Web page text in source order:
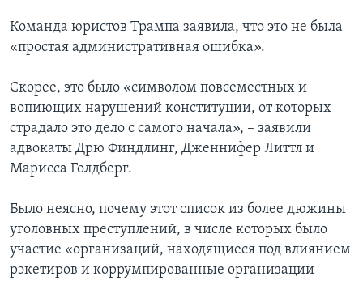
Команда юристов Трампа заявила, что это не была
«простая административная ошибка».
Скорее, это было «символом повсеместных и
вопиющих нарушений конституции, от которых
страдало это дело с самого начала», – заявили
адвокаты Дрю Финдлинг, Дженнифер Литтл и
Марисса Голдберг.
Было неясно, почему этот список из более дюжины
уголовных преступлений, в числе которых было
участие «организаций, находящиеся под влиянием
рэкетиров и коррумпированные организации